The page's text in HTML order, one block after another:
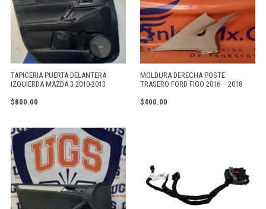
TAPICERIA PUERTA DELANTERA
IZQUIERDA MAZDA 3 2010-2013
$800.00
MOLDURA DERECHA POSTE
TRASERO FORD FIGO 2016 – 2018
$400.00